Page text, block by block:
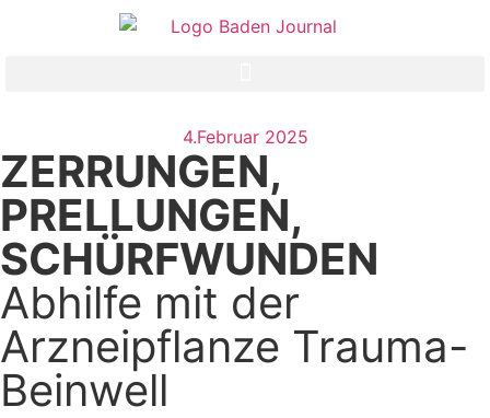
4.Februar 2025
ZERRUNGEN,
PRELLUNGEN,
SCHÜRFWUNDEN
Abhilfe mit der
Arzneipflanze Trauma-
Beinwell